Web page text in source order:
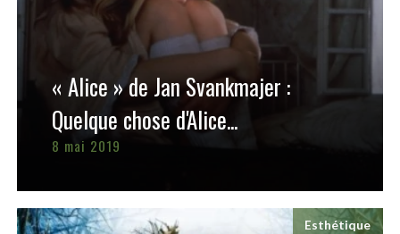
« Alice » de Jan Svankmajer :
Quelque chose d'Alice...
8 mai 2019
Esthétique